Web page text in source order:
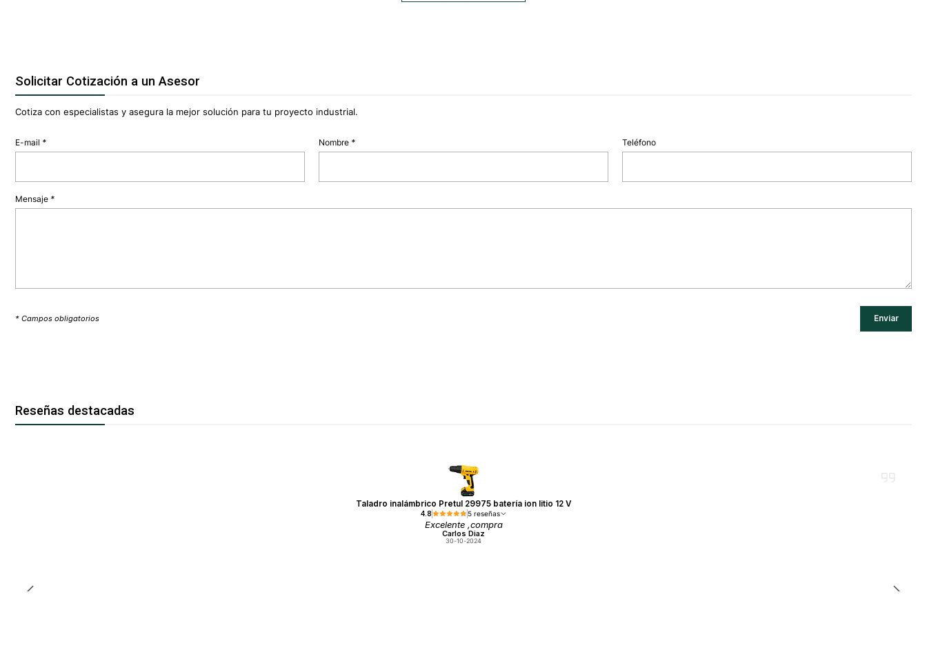
Solicitar Cotización a un Asesor
Cotiza con especialistas y asegura la mejor solución para tu proyecto industrial.
E-mail * Nombre * Teléfono
Mensaje *
* Campos obligatorios
Reseñas destacadas
Taladro inalámbrico Pretul 29975 batería ion litio 12 V
4.8 5 reseñas
Excelente ,compra
Carlos Diaz
30-10-2024